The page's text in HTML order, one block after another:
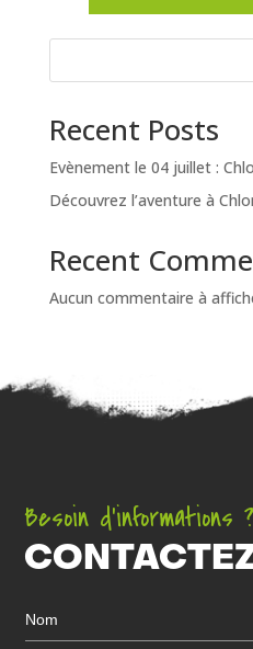
ÉVÈNEMENT
PLAN DU PARC
HORAIRES ET
ACTUALITÉS
LE BOIS DES
EVG, EVJF ET
ACTUALITÉS
FAQ
Recent Posts
Evènement le 04 juillet :
Découvrez l’aventure à
Recent
Aucun commentaire à
Besoin d’informations ?